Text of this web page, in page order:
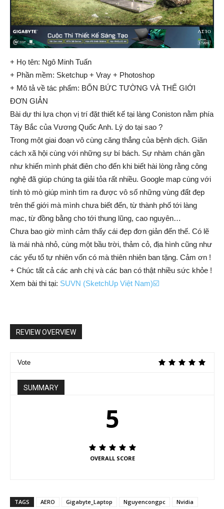
+ Họ tên: Ngô Minh Tuấn
+ Phần mềm: Sketchup + Vray + Photoshop
+ Mô tả về tác phẩm: BỐN BỨC TƯỜNG VÀ THẾ GIỚI
ĐƠN GIẢN
Bài dự thi lựa chọn vị trí đặt thiết kế tại làng Coniston nằm phía
Tây Bắc của Vương Quốc Anh. Lý do tại sao ?
Trong một giai đoạn vô cùng căng thẳng của bệnh dịch. Giãn
cách xã hội cùng với những sự bí bách. Sự nhàm chán gần
như khiến mình phát điên cho đến khi biết hài lòng rằng công
nghệ đã giúp chúng ta giải tỏa rất nhiều. Google map cùng với
tính tò mò giúp mình tìm ra được vô số những vùng đất đẹp
trên thế giới mà mình chưa biết đến, từ thành phố tới làng
mạc, từ đồng bằng cho tới thung lũng, cao nguyên…
Chưa bao giờ mình cảm thấy cái đẹp đơn giản đến thế. Có lẽ
là mái nhà nhỏ, cùng một bầu trời, thảm cỏ, địa hình cũng như
các yếu tố tự nhiên vốn có mà thiên nhiên ban tặng. Cảm ơn !
+ Chúc tất cả các anh chị và các ban có thật nhiều sức khỏe !
Xem bài thi tại: SUVN (SketchUp Việt Nam)☑️
REVIEW OVERVIEW
Vote
SUMMARY
5
OVERALL SCORE
TAGS AERO Gigabyte_Laptop Nguyencongpc Nvidia